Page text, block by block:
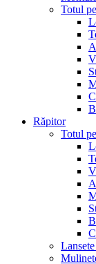
Totul
Răpitor
Totul